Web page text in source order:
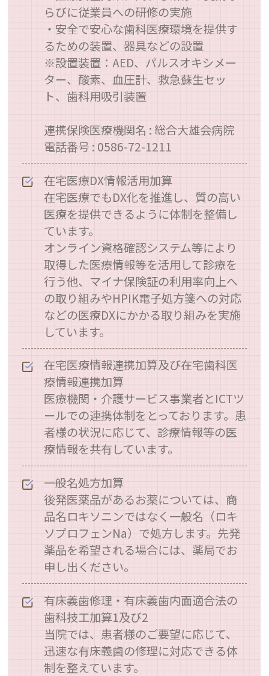
らびに従業員への研修の実施
・安全で安心な歯科医療環境を提供す
るための装置、器具などの設置
※設置装置：AED、パルスオキシメー
ター、酸素、血圧計、救急蘇生セッ
ト、歯科用吸引装置
連携保険医療機関名 : 総合大雄会病院
電話番号 : 0586-72-1211
在宅医療DX情報活用加算
在宅医療でもDX化を推進し、質の高い
医療を提供できるように体制を整備し
ています。
オンライン資格確認システム等により
取得した医療情報等を活用して診療を
行う他、マイナ保険証の利用率向上へ
の取り組みやHPIK電子処方箋への対応
などの医療DXにかかる取り組みを実施
しています。
在宅医療情報連携加算及び在宅歯科医
療情報連携加算
医療機関・介護サービス事業者とICTツ
ールでの連携体制をとっております。患
者様の状況に応じて、診療情報等の医
療情報を共有しています。
一般名処方加算
後発医薬品があるお薬については、商
品名ロキソニンではなく一般名（ロキ
ソプロフェンNa）で処方します。先発
薬品を希望される場合には、薬局でお
申し出ください。
有床義歯修理・有床義歯内面適合法の
歯科技工加算1及び2
当院では、患者様のご要望に応じて、
迅速な有床義歯の修理に対応できる体
制を整えています。